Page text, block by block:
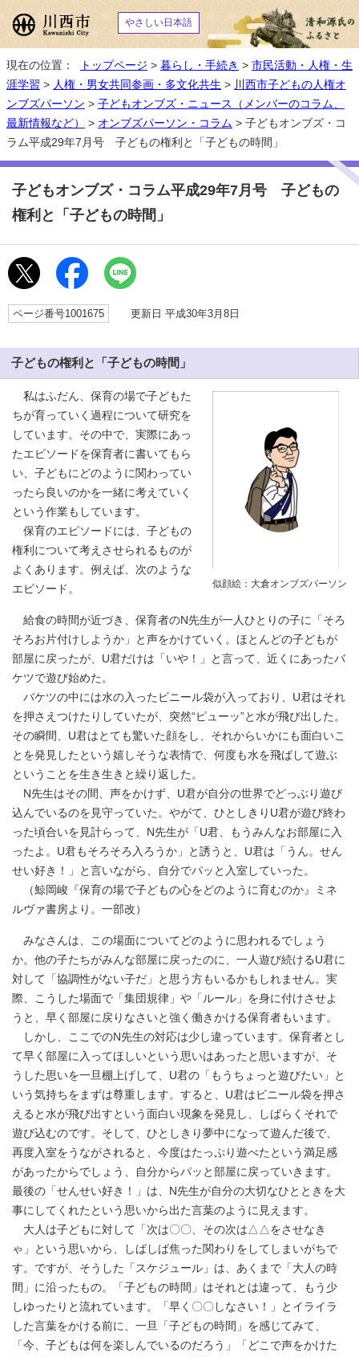
やさしい日本語
現在の位置： トップページ > 暮らし・手続き > 市民活動・人権・生
涯学習 > 人権・男女共同参画・多文化共生 > 川西市子どもの人権オ
ンブズパーソン > 子どもオンブズ・ニュース（メンバーのコラム、
最新情報など）
> オンブズパーソン・コラム > 子どもオンブズ・コ
ラム平成29年7月号 子どもの権利と「子どもの時間」
子どもオンブズ・コラム平成29年7月号 子どもの
権利と「子どもの時間」
ページ番号1001675 更新日 平成30年3月8日
子どもの権利と「子どもの時間」
似顔絵：大倉オンブズパーソン
私はふだん、保育の場で子どもた
ちが育っていく過程について研究を
しています。その中で、実際にあっ
たエピソードを保育者に書いてもら
い、子どもにどのように関わってい
ったら良いのかを一緒に考えていく
という作業もしています。
保育のエピソードには、子どもの
権利について考えさせられるものが
よくあります。例えば、次のような
エピソード。
給食の時間が近づき、保育者のN先生が一人ひとりの子に「そろ
そろお片付けしようか」と声をかけていく。ほとんどの子どもが
部屋に戻ったが、U君だけは「いや！」と言って、近くにあったバ
ケツで遊び始めた。
バケツの中には水の入ったビニール袋が入っており、U君はそれ
を押さえつけたりしていたが、突然“ピューッ”と水が飛び出した。
その瞬間、U君はとても驚いた顔をし、それからいかにも面白いこ
とを発見したという嬉しそうな表情で、何度も水を飛ばして遊ぶ
ということを生き生きと繰り返した。
N先生はその間、声をかけず、U君が自分の世界でどっぶり遊び
込んでいるのを見守っていた。やがて、ひとしきりU君が遊び終わ
った頃合いを見計らって、N先生が「U君、もうみんなお部屋に入
ったよ。U君もそろそろ入ろうか」と誘うと、U君は「うん。せん
せい好き！」と言いながら、自分でパッと入室していった。
（鯨岡峻『保育の場で子どもの心をどのように育むのか』ミネ
ルヴァ書房より。一部改）
みなさんは、この場面についてどのように思われるでしょう
か。他の子たちがみんな部屋に戻ったのに、一人遊び続けるU君に
対して「協調性がない子だ」と思う方もいるかもしれません。実
際、こうした場面で「集団規律」や「ルール」を身に付けさせよ
うと、早く部屋に戻りなさいと強く働きかける保育者もいます。
しかし、ここでのN先生の対応は少し違っています。保育者とし
て早く部屋に入ってほしいという思いはあったと思いますが、そ
うした思いを一旦棚上げして、U君の「もうちょっと遊びたい」と
いう気持ちをまずは尊重します。すると、U君はビニール袋を押さ
えると水が飛び出すという面白い現象を発見し、しばらくそれで
遊び込むのです。そして、ひとしきり夢中になって遊んだ後で、
再度入室をうながされると、今度はたっぷり遊べたという満足感
があったからでしょう、自分からパッと部屋に戻っていきます。
最後の「せんせい好き！」は、N先生が自分の大切なひとときを大
事にしてくれたという思いから出た言葉のように見えます。
大人は子どもに対して「次は〇〇、その次は△△をさせなき
ゃ」という思いから、しばしば焦った関わりをしてしまいがちで
す。ですが、そうした「スケジュール」は、あくまで「大人の時
間」に沿ったもの。「子どもの時間」はそれとは違って、もう少
しゆったりと流れています。「早く〇〇しなさい！」とイライラ
した言葉をかける前に、一旦「子どもの時間」を感じてみて、
「今、子どもは何を楽しんでいるのだろう」「どこで声をかけた